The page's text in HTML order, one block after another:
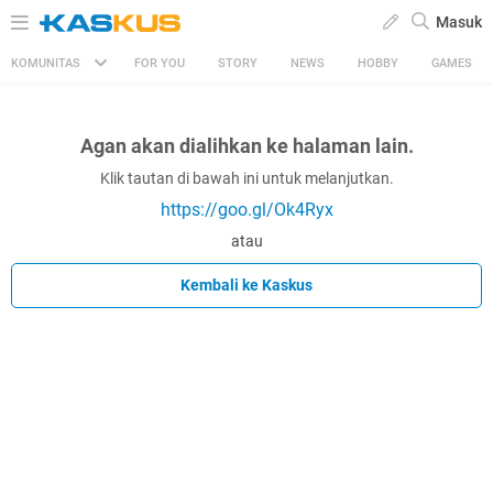
Masuk
KOMUNITAS FOR YOU STORY NEWS HOBBY GAMES
Agan akan dialihkan ke halaman lain.
Klik tautan di bawah ini untuk melanjutkan.
https://goo.gl/Ok4Ryx
atau
Kembali ke Kaskus